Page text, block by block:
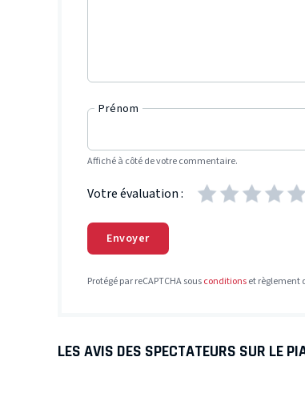
Prénom
Affiché à côté de votre commentaire.
Votre évaluation :
Envoyer
Protégé par reCAPTCHA sousconditionset règlement
LES AVIS DES SPECTATEURS SUR LE